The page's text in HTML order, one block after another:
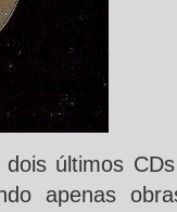
últimos
apenas